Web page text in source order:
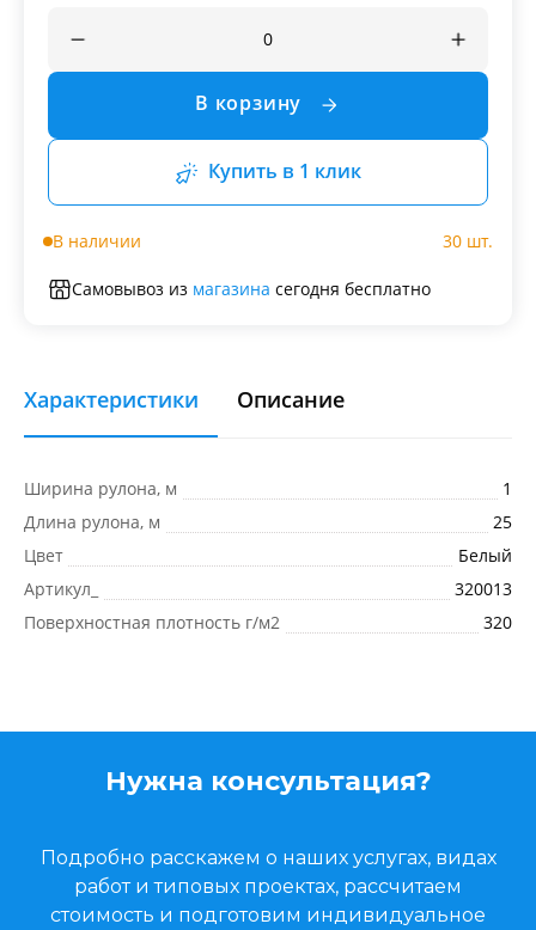
В корзину
Купить в 1 клик
В наличии 30 шт.
Самовывоз из магазина сегодня бесплатно
Характеристики Описание
Ширина рулона, м
1
Длина рулона, м
25
Цвет
Белый
Артикул_
320013
Поверхностная плотность г/м2
320
Нужна консультация?
Подробно расскажем о наших услугах, видах
работ и типовых проектах, рассчитаем
стоимость и подготовим индивидуальное